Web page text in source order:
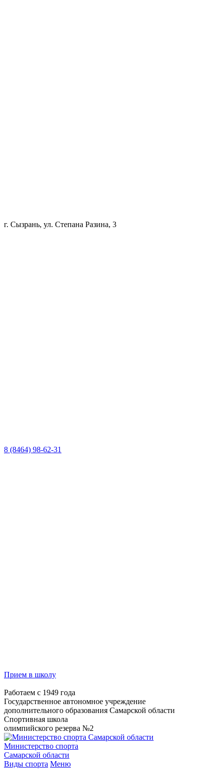
г. Сызрань, ул. Степана Разина, 3
8 (8464) 98-62-31
Прием в школу
Работаем с 1949 года
Государственное автономное учреждение
дополнительного образования Самарской области
Спортивная школа
олимпийского резерва №2
Министерство спорта
Самарской области
Виды спорта Меню